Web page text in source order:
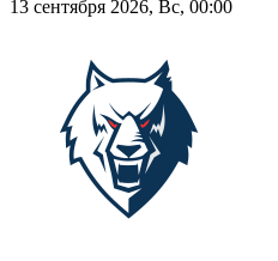
13 сентября 2026, Вс, 00:00